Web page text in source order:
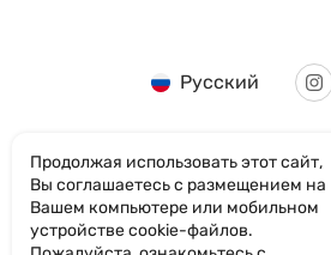
Русский
© SANTICUM
Продолжая использовать этот сайт,
Вы соглашаетесь с размещением на
Вашем компьютере или мобильном
устройстве cookie-файлов.